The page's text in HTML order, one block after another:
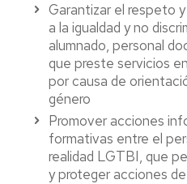
Garantizar el respeto
a la igualdad y no
alumnado, personal
que preste servicios
por causa de
género
Promover acciones
formativas entre el
realidad LGTBI, que
y proteger acciones